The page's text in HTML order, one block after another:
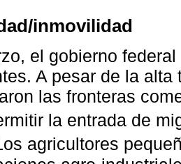
inmovilidad
el gobierno
A pesar de la
las fronteras
la entrada de
agricultores